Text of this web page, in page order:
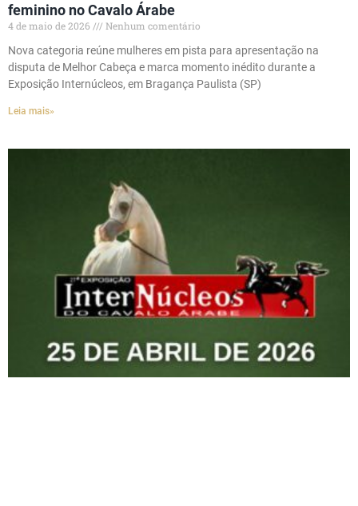
feminino no Cavalo Árabe
4 de maio de 2026
Nenhum comentário
Nova categoria reúne mulheres em pista para apresentação na
disputa de Melhor Cabeça e marca momento inédito durante a
Exposição Internúcleos, em Bragança Paulista (SP)
Leia mais»